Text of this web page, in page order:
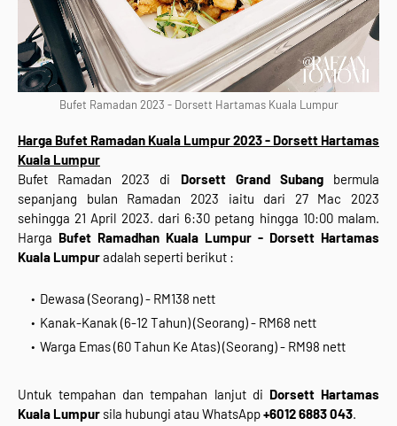
Bufet Ramadan 2023 - Dorsett Hartamas Kuala Lumpur
Harga Bufet Ramadan Kuala Lumpur 2023 - Dorsett Hartamas
Kuala Lumpur
Bufet Ramadan 2023 di Dorsett Grand Subangbermula
sepanjang bulan Ramadan 2023 iaitu dari 27 Mac 2023
sehingga 21 April 2023. dari 6:30 petang hingga 10:00 malam.
Harga Bufet Ramadhan Kuala Lumpur - Dorsett Hartamas
Kuala Lumpuradalah seperti berikut :
Dewasa (Seorang) - RM138 nett
Kanak-Kanak (6-12 Tahun) (Seorang) - RM68 nett
Warga Emas (60 Tahun Ke Atas) (Seorang) - RM98 nett
Untuk tempahan dan tempahan lanjut di Dorsett Hartamas
Kuala Lumpur sila hubungi atau WhatsApp+6012 6883 043.